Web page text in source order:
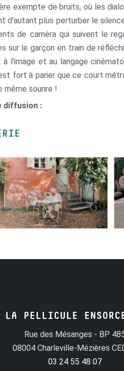
exempte de bruits, où les
d'autant plus perturber le
de caméra qui suivent le
sur le garçon en train de
l'image et au langage
fort à parier que ce court
même sourire !
diffusion :
LA PELLICULE
Rue des Mésanges - BP
08004 Charleville-Mézières
03 24 55 48 07